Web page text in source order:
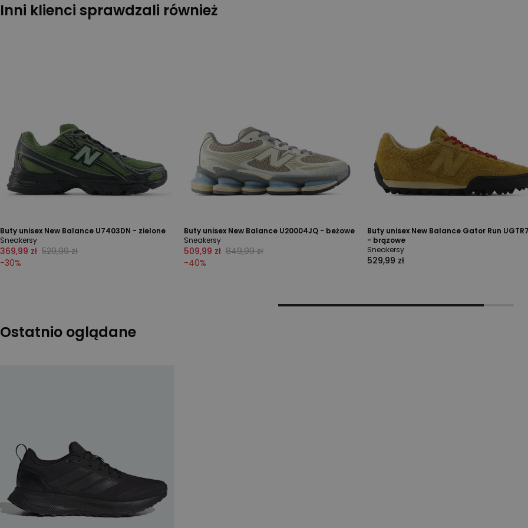
Inni klienci sprawdzali również
Buty unisex New Balance U7403DN - zielone
Sneakersy
369,99 zł 529,99 zł
-30%
Buty unisex New Balance U20004JQ - beżowe
Sneakersy
509,99 zł 849,99 zł
-40%
Buty unisex New Balance Gator Run
- brązowe
Sneakersy
529,99 zł
Ostatnio oglądane